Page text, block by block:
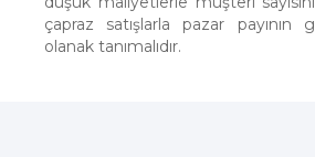
çapraz satışlarla pazar payının
olanak tanımalıdır.